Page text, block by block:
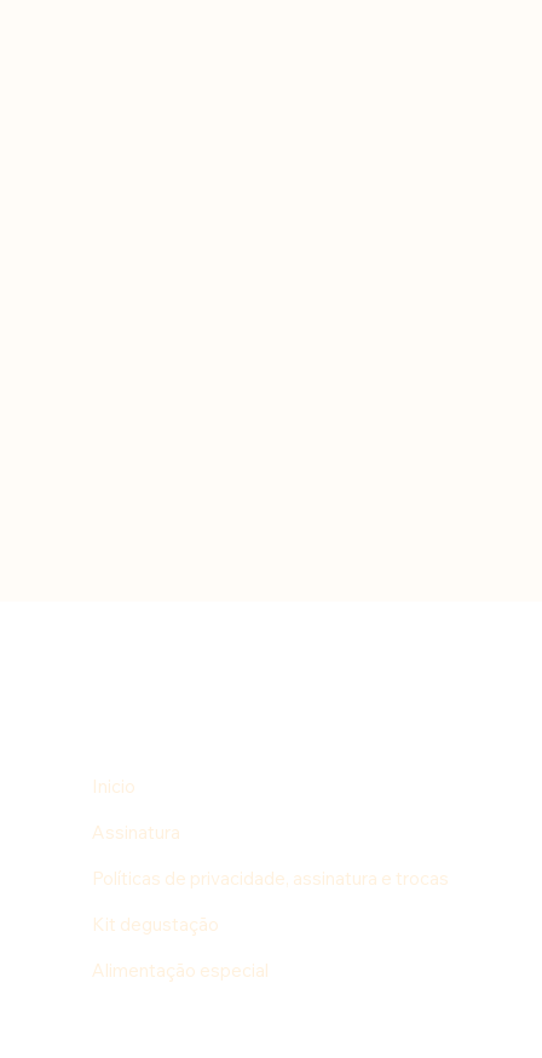
Inicio
Assinatura
Políticas de privacidade, assinatura e trocas
Kit degustação
Alimentação especial